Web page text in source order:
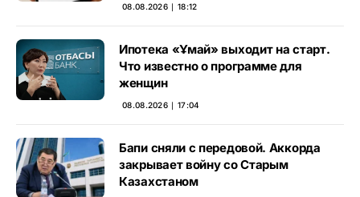
08.08.2026 ∣ 18:12
Ипотека «Ұмай» выходит на старт.
Что известно о программе для
женщин
08.08.2026 ∣ 17:04
Бапи сняли с передовой. Аккорда
закрывает войну со Старым
Казахстаном